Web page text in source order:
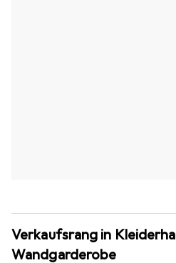
Verkaufsrang in
Wandgarderobe